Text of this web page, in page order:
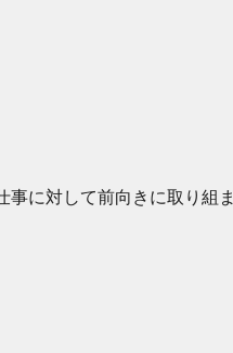
に対して前向きに取り組ま